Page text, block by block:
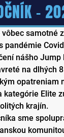
–
vôbec samotné
pandémie
nášho Jump
na dlhých
opatreniam
kategórie Elite
krajín.
sme